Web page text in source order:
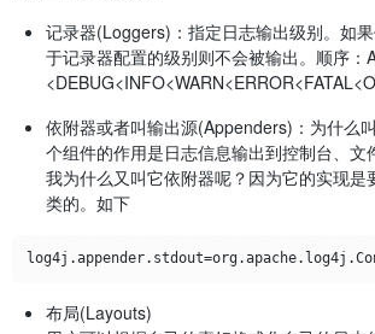
记录器(Loggers)：指定日志输出级别。如
于记录器配置的级别则不会被输出。顺序：
依附器或者叫输出源(Appenders)：为什么
个组件的作用是日志信息输出到控制台、文
我为什么又叫它依附器呢？因为它的实现是
类的。如下
布局(Layouts)